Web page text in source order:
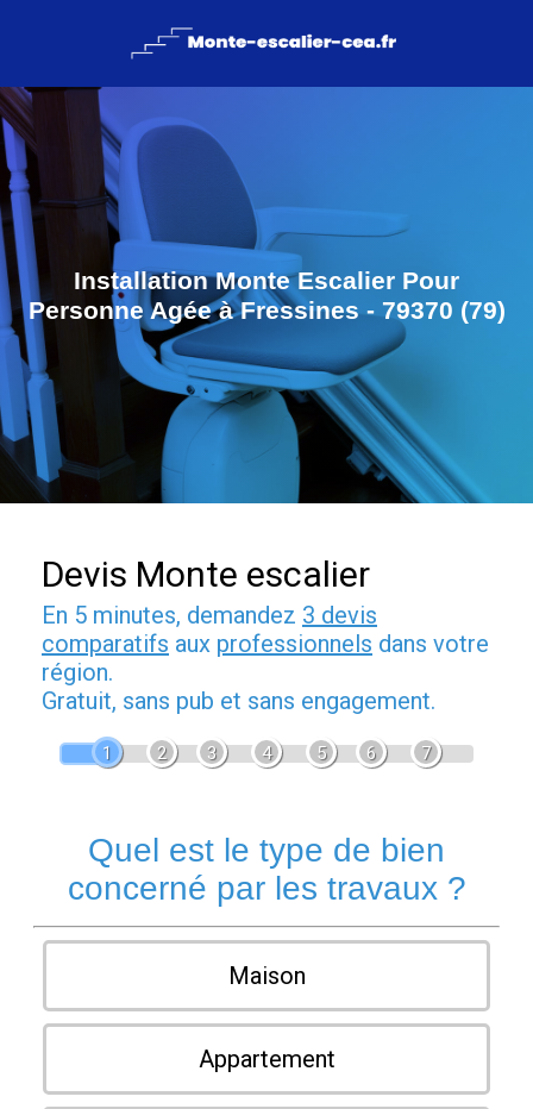
Installation Monte Escalier Pour
Personne Agée à Fressines - 79370 (79)
Devis Monte escalier
En 5 minutes, demandez 3 devis
comparatifs aux professionnels dans votre
région.
Gratuit, sans pub et sans engagement.
1 2 3 4 5 6 7
Quel est le type de bien
concerné par les travaux ?
Maison
Appartement